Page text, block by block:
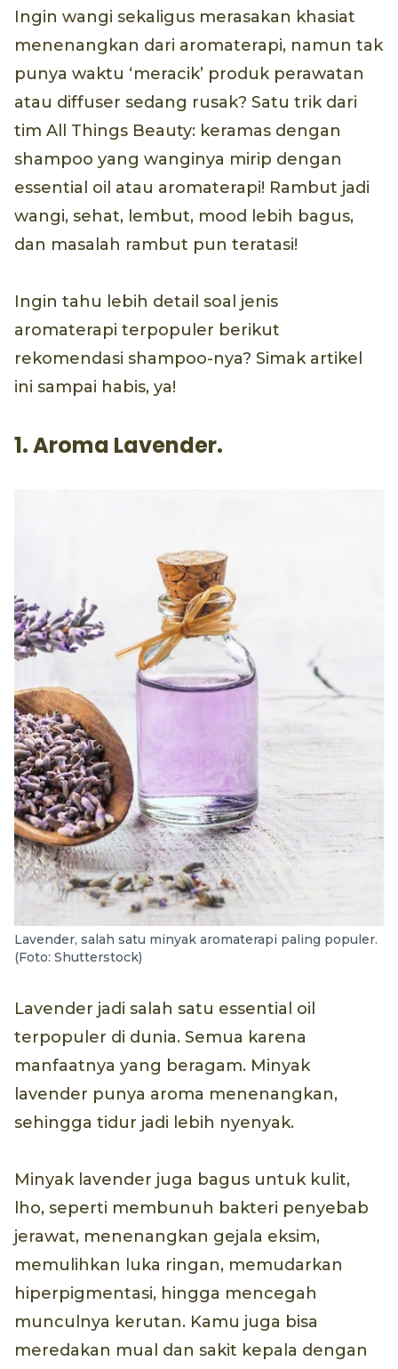
Ingin wangi sekaligus merasakan khasiat
menenangkan dari aromaterapi, namun tak
punya waktu ‘meracik’ produk perawatan
atau diffuser sedang rusak? Satu trik dari
tim All Things Beauty: keramas dengan
shampoo yang wanginya mirip dengan
essential oil atau aromaterapi! Rambut jadi
wangi, sehat, lembut, mood lebih bagus,
dan masalah rambut pun teratasi!
Ingin tahu lebih detail soal jenis
aromaterapi terpopuler berikut
rekomendasi shampoo-nya? Simak artikel
ini sampai habis, ya!
1. Aroma Lavender.
Lavender, salah satu minyak aromaterapi paling populer.
(Foto: Shutterstock)
Lavender jadi salah satu essential oil
terpopuler di dunia. Semua karena
manfaatnya yang beragam. Minyak
lavender punya aroma menenangkan,
sehingga tidur jadi lebih nyenyak.
Minyak lavender juga bagus untuk kulit,
lho, seperti membunuh bakteri penyebab
jerawat, menenangkan gejala eksim,
memulihkan luka ringan, memudarkan
hiperpigmentasi, hingga mencegah
munculnya kerutan. Kamu juga bisa
meredakan mual dan sakit kepala dengan